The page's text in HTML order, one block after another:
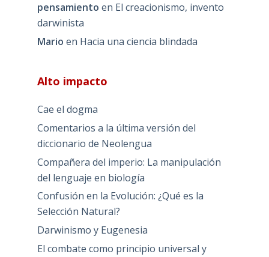
pensamiento en El creacionismo, invento
darwinista
Mario en Hacia una ciencia blindada
Alto impacto
Cae el dogma
Comentarios a la última versión del
diccionario de Neolengua
Compañera del imperio: La manipulación
del lenguaje en biología
Confusión en la Evolución: ¿Qué es la
Selección Natural?
Darwinismo y Eugenesia
El combate como principio universal y